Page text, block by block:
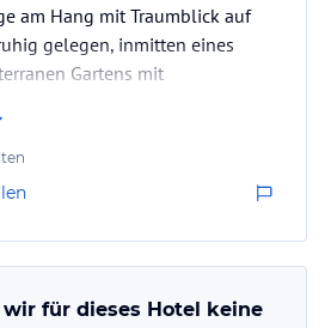
am Hang mit Traumblick auf
gelegen, inmitten eines
Gartens mit
die Besitzer der Anlage sind
Verena und Jesper
um das Wohl ihrer Gäste
Zimmer des Bungalows sind
gepflegt; es gibt…
für dieses Hotel keine